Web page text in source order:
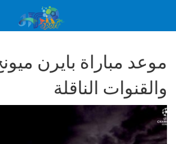
موعد مباراة بايرن
والقنوات الناقلة